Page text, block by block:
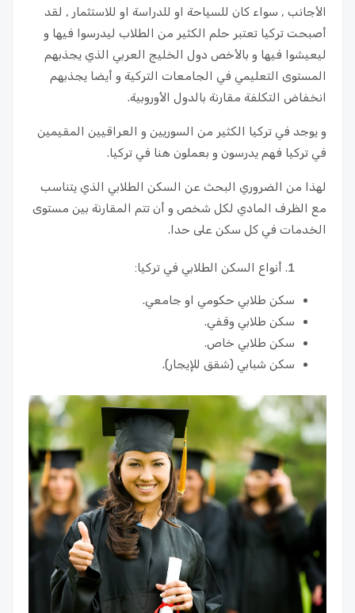
الأجانب , سواء كان للسياحة او للدراسة او للاستثمار , لقد
أصبحت تركيا تعتبر حلم الكثير من الطلاب ليدرسوا فيها و
ليعيشوا فيها و بالأخص دول الخليج العربي الذي يجذبهم
المستوى التعليمي في الجامعات التركية و أيضا يجذبهم
انخفاض التكلفة مقارنة بالدول الأوروبية.
و يوجد في تركيا الكثير من السوريين و العراقيين المقيمين
في تركيا فهم يدرسون و بعملون هنا في تركيا.
لهذا من الضروري البحث عن السكن الطلابي الذي يتناسب
مع الظرف المادي لكل شخص و أن تتم المقارنة بين مستوى
الخدمات في كل سكن على حدا.
أنواع السكن الطلابي في تركيا:
سكن طلابي حكومي او جامعي.
سكن طلابي وقفي.
سكن طلابي خاص.
سكن شبابي (شقق للإيجار).